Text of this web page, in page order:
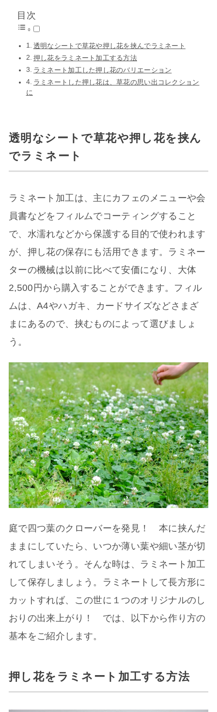
目次
透明なシートで草花や押し花を挟んでラミネート
押し花をラミネート加工する方法
ラミネート加工した押し花のバリエーション
ラミネートした押し花は、草花の思い出コレクション
に
透明なシートで草花や押し花を挟ん
でラミネート
ラミネート加工は、主にカフェのメニューや会
員書などをフィルムでコーティングすること
で、水濡れなどから保護する目的で使われます
が、押し花の保存にも活用できます。ラミネー
ターの機械は以前に比べて安価になり、大体
2,500円から購入することができます。フィル
ムは、A4やハガキ、カードサイズなどさまざ
まにあるので、挟むものによって選びましょ
う。
庭で四つ葉のクローバーを発見！ 本に挟んだ
ままにしていたら、いつか薄い葉や細い茎が切
れてしまいそう。そんな時は、ラミネート加工
して保存しましょう。ラミネートして長方形に
カットすれば、この世に１つのオリジナルのし
おりの出来上がり！ では、以下から作り方の
基本をご紹介します。
押し花をラミネート加工する方法